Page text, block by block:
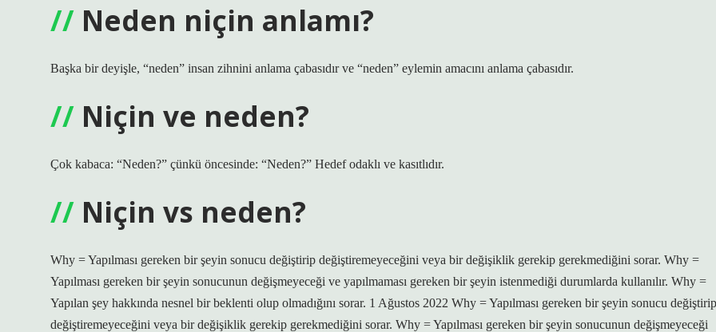
Neden niçin anlamı?
Başka bir deyişle, “neden” insan zihnini anlama çabasıdır ve “neden” eylemin amacını anlama çabasıdır.
Niçin ve neden?
Çok kabaca: “Neden?” çünkü öncesinde: “Neden?” Hedef odaklı ve kasıtlıdır.
Niçin vs neden?
Why = Yapılması gereken bir şeyin sonucu değiştirip değiştiremeyeceğini veya bir değişiklik gerekip gerekmediğini sorar. Why =
Yapılması gereken bir şeyin sonucunun değişmeyeceği ve yapılmaması gereken bir şeyin istenmediği durumlarda kullanılır. Why =
Yapılan şey hakkında nesnel bir beklenti olup olmadığını sorar. 1 Ağustos 2022 Why = Yapılması gereken bir şeyin sonucu değiştirip
değiştiremeyeceğini veya bir değişiklik gerekip gerekmediğini sorar. Why = Yapılması gereken bir şeyin sonucunun değişmeyeceği